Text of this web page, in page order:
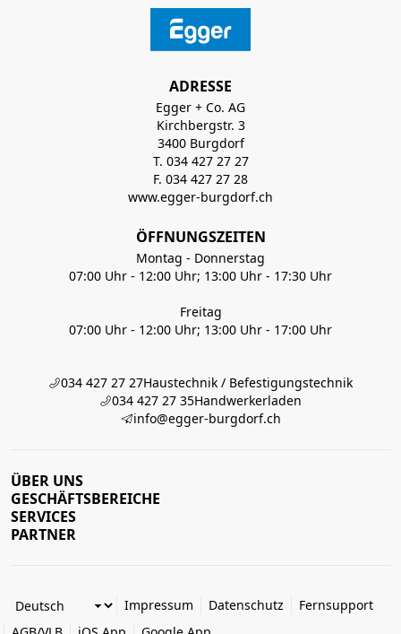
ADRESSE
Egger + Co. AG
Kirchbergstr. 3
3400 Burgdorf
T. 034 427 27 27
F. 034 427 27 28
www.egger-burgdorf.ch
ÖFFNUNGSZEITEN
Montag - Donnerstag
07:00 Uhr - 12:00 Uhr; 13:00 Uhr - 17:30 Uhr
Freitag
07:00 Uhr - 12:00 Uhr; 13:00 Uhr - 17:00 Uhr
034 427 27 27Haustechnik / Befestigungstechnik
034 427 27 35Handwerkerladen
info@egger-burgdorf.ch
ÜBER UNS
GESCHÄFTSBEREICHE
SERVICES
PARTNER
Impressum Datenschutz
Fernsupport